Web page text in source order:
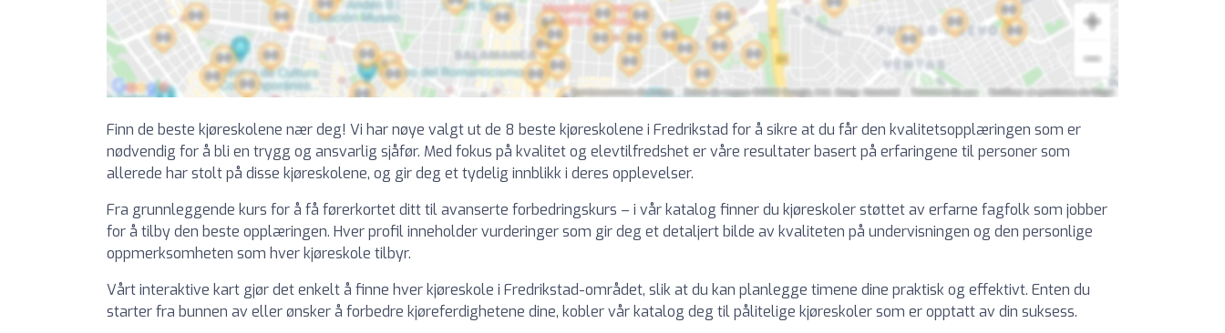
Finn de beste kjøreskolene nær deg! Vi har nøye valgt ut de 8 beste kjøreskolene i Fredrikstad for å sikre at du får den kvalitetsopplæringen som er
nødvendig for å bli en trygg og ansvarlig sjåfør. Med fokus på kvalitet og elevtilfredshet er våre resultater basert på erfaringene til personer som
allerede har stolt på disse kjøreskolene, og gir deg et tydelig innblikk i deres opplevelser.
Fra grunnleggende kurs for å få førerkortet ditt til avanserte forbedringskurs – i vår katalog finner du kjøreskoler støttet av erfarne fagfolk som jobber
for å tilby den beste opplæringen. Hver profil inneholder vurderinger som gir deg et detaljert bilde av kvaliteten på undervisningen og den personlige
oppmerksomheten som hver kjøreskole tilbyr.
Vårt interaktive kart gjør det enkelt å finne hver kjøreskole i Fredrikstad-området, slik at du kan planlegge timene dine praktisk og effektivt. Enten du
starter fra bunnen av eller ønsker å forbedre kjøreferdighetene dine, kobler vår katalog deg til pålitelige kjøreskoler som er opptatt av din suksess.